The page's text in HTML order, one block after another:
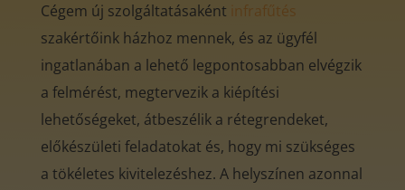
Cégem új szolgáltatásaként infrafűtés
szakértőink házhoz mennek, és az ügyfél
ingatlanában a lehető legpontosabban elvégzik
a felmérést, megtervezik a kiépítési
lehetőségeket, átbeszélik a rétegrendeket,
előkészületi feladatokat és, hogy mi szükséges
a tökéletes kivitelezéshez. A helyszínen azonnal